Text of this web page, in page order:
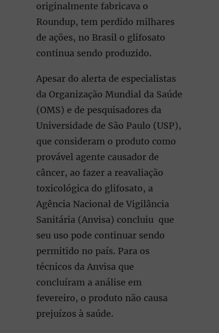
originalmente fabricava o
Roundup, tem perdido milhares
de ações, no Brasil o glifosato
continua sendo produzido.
Apesar do alerta de especialistas
da Organização Mundial da Saúde
(OMS) e de pesquisadores da
Universidade de São Paulo (USP),
que consideram o produto como
provável agente causador de
câncer, ao fazer a reavaliação
toxicológica do glifosato, a
Agência Nacional de Vigilância
Sanitária (Anvisa) concluiu que
seu uso pode continuar sendo
permitido no país. Para os
técnicos da Anvisa que
concluíram a análise em
fevereiro, o produto não causa
prejuízos à saúde.